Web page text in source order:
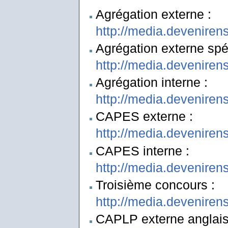
Agrégation externe :
http://
Agrégation externe
http://
Agrégation interne :
http://
CAPES externe :
http://
CAPES interne :
http://
Troisième concours :
http://
CAPLP externe